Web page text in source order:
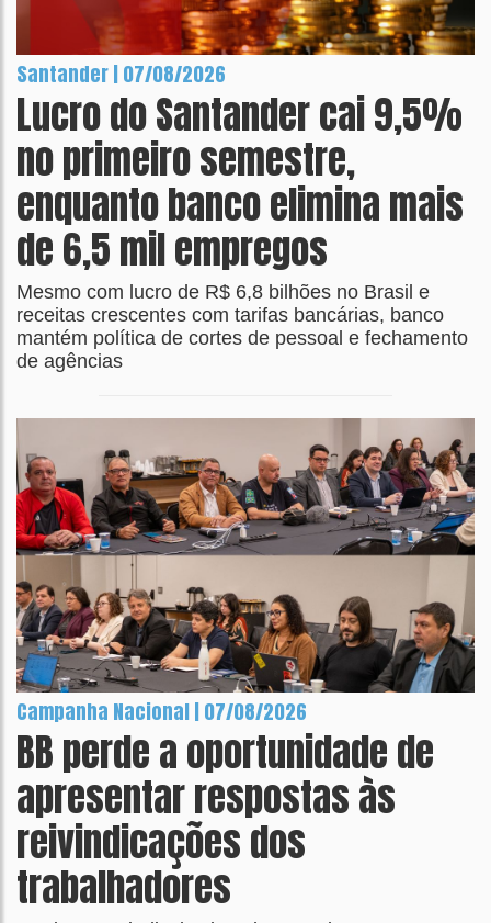
Santander | 07/08/2026
Lucro do Santander cai 9,5%
no primeiro semestre,
enquanto banco elimina mais
de 6,5 mil empregos
Mesmo com lucro de R$ 6,8 bilhões no Brasil e
receitas crescentes com tarifas bancárias, banco
mantém política de cortes de pessoal e fechamento
de agências
Campanha Nacional | 07/08/2026
BB perde a oportunidade de
apresentar respostas às
reivindicações dos
trabalhadores